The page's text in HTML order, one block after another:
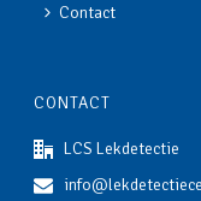
Contact
CONTACT
LCS Lekdetectie